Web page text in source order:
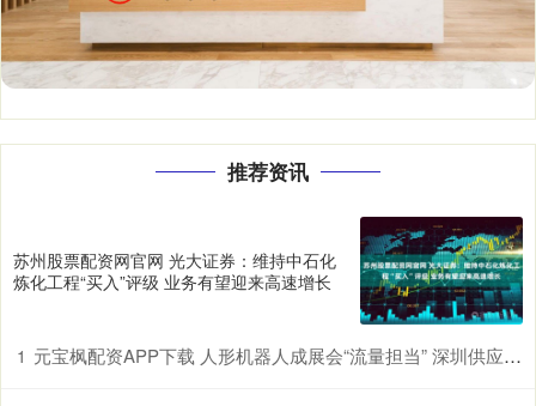
推荐资讯
苏州股票配资网官网 光大证券：维持中石化
炼化工程“买入”评级 业务有望迎来高速增长
1 元宝枫配资APP下载 人形机器人成展会“流量担当” 深圳供应链赋能具身智能产业升级